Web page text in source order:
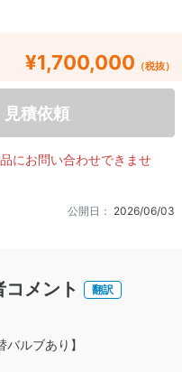
¥1,700,000 （税抜）
見積依頼
にお問い合わせできませ
公開日： 2026/06/03
メント 翻訳
ルブあり】